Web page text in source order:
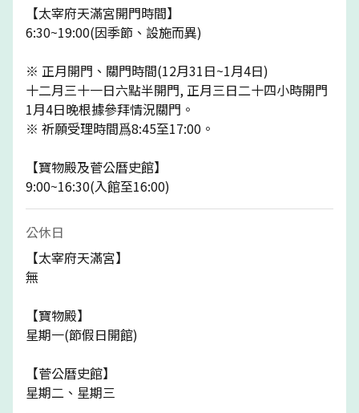
【太宰府天滿宮開門時間】
6:30~19:00(因季節、設施而異)
※ 正月開門、關門時間(12月31日~1月4日)
十二月三十一日六點半開門, 正月三日二十四小時開門
1月4日晚根據參拜情況關門。
※ 祈願受理時間爲8:45至17:00。
【寶物殿及菅公曆史館】
9:00~16:30(入館至16:00)
公休日
【太宰府天滿宮】
無
【寶物殿】
星期一(節假日開館)
【菅公曆史館】
星期二、星期三